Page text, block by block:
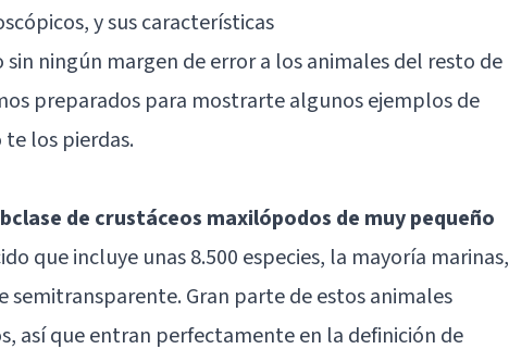
y sus características
sin ningún margen de error a los animales del resto de
preparados para mostrarte algunos ejemplos de
los pierdas.
de crustáceos maxilópodos de muy pequeño
que incluye unas 8.500 especies, la mayoría marinas,
Gran parte de estos animales
así que entran perfectamente en la definición de